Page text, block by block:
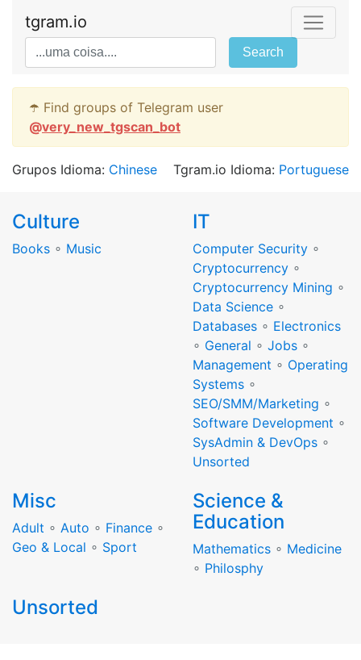
tgram.io
Search
☂️ Find groups of Telegram user
@very_new_tgscan_bot
Grupos Idioma: Chinese Tgram.io Idioma: Portuguese
Culture
Books ∘ Music
IT
Computer Security ∘
Cryptocurrency ∘
Cryptocurrency Mining ∘
Data Science ∘
Databases ∘ Electronics
∘ General ∘ Jobs ∘
Management ∘ Operating
Systems ∘
SEO/SMM/Marketing ∘
Software Development ∘
SysAdmin & DevOps ∘
Unsorted
Misc
Adult ∘ Auto ∘ Finance ∘
Geo & Local ∘ Sport
Science &
Education
Mathematics ∘ Medicine
∘ Philosphy
Unsorted